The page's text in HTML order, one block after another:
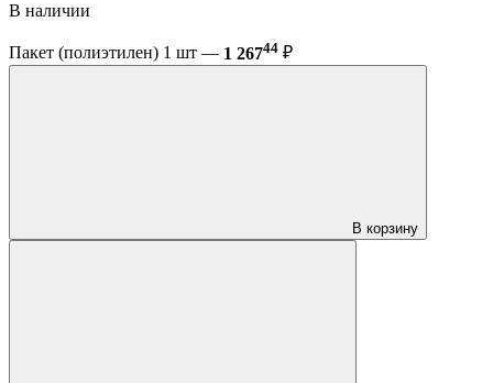
В наличии
Пакет (полиэтилен) 1 шт — 1 26744 ₽
В корзину